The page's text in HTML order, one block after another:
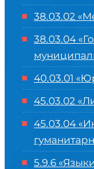
38.03.02
38.03.04
40.03.01
45.03.02
45.03.04 «
5.9.6